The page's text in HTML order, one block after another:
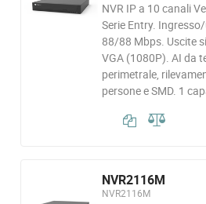
NVR IP a 10 canali
Serie Entry.
88/88 Mbps. Uscite
VGA (1080P). AI da
perimetrale,
persone e SMD. 1
NVR2116M
NVR2116M